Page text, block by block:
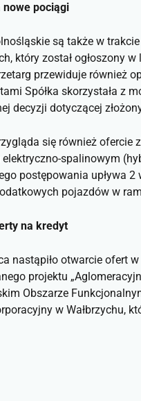
nowe pociągi
są także w
który został ogłoszony
przewiduje również
Spółka skorzystała z
decyzji dotyczącej
się również
elektryczno-spalinowym
postępowania upływa
pojazdów w
na kredyt
nastąpiło otwarcie ofert
projektu
Obszarze
w Wałbrzychu,